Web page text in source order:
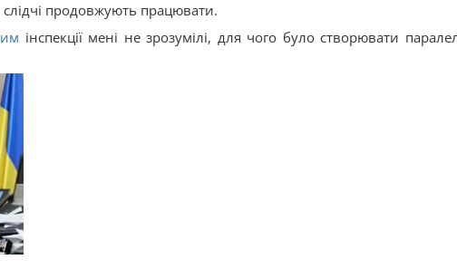
продовжують працювати.
інспекції мені не зрозумілі, для чого було створювати